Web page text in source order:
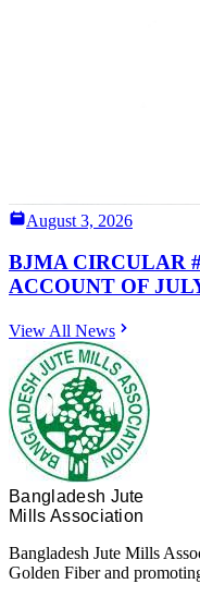
August 3, 2026
BJMA CIRCULAR
ACCOUNT OF
View All News
Bangladesh Jute
Mills Association
Bangladesh Jute Mills
Golden Fiber and